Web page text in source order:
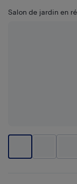
Salon de jardin en